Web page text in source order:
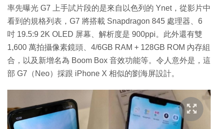
率先曝光 G7 上手試片段的是來自以色列的 Ynet，從影片中
看到的規格列表，G7 將搭載 Snapdragon 845 處理器、6
吋 19.5:9 2K OLED 屏幕、解析度是 900ppi。此外還有雙
1,600 萬拍攝像素鏡頭、4/6GB RAM + 128GB ROM 內存組
合，以及新增名為 Boom Box 音效功能等。令人意外是，這
部 G7（Neo）採跟 iPhone X 相似的劉海屏設計。